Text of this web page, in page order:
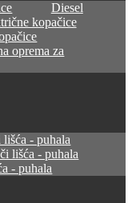
Diesel
kopačice
oprema za
- puhala
lišća - puhala
- puhala